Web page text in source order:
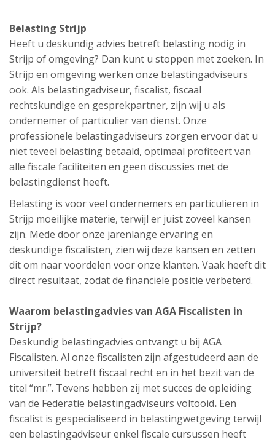
Belasting Strijp
Heeft u deskundig advies betreft belasting nodig in
Strijp of omgeving? Dan kunt u stoppen met zoeken. In
Strijp en omgeving werken onze belastingadviseurs
ook. Als belastingadviseur, fiscalist, fiscaal
rechtskundige en gesprekpartner, zijn wij u als
ondernemer of particulier van dienst. Onze
professionele belastingadviseurs zorgen ervoor dat u
niet teveel belasting betaald, optimaal profiteert van
alle fiscale faciliteiten en geen discussies met de
belastingdienst heeft.
Belasting is voor veel ondernemers en particulieren in
Strijp moeilijke materie, terwijl er juist zoveel kansen
zijn. Mede door onze jarenlange ervaring en
deskundige fiscalisten, zien wij deze kansen en zetten
dit om naar voordelen voor onze klanten. Vaak heeft dit
direct resultaat, zodat de financiële positie verbeterd.
Waarom belastingadvies van AGA Fiscalisten in
Strijp?
Deskundig belastingadvies ontvangt u bij AGA
Fiscalisten. Al onze fiscalisten zijn afgestudeerd aan de
universiteit betreft fiscaal recht en in het bezit van de
titel “mr.”. Tevens hebben zij met succes de opleiding
van de Federatie belastingadviseurs voltooid. Een
fiscalist is gespecialiseerd in belastingwetgeving terwijl
een belastingadviseur enkel fiscale cursussen heeft